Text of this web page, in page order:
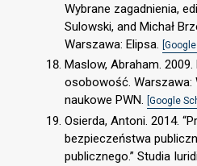
Wybrane zagadnienia,
Sulowski, and Michał
Warszawa: Elipsa.
Maslow, Abraham.
osobowość. Warszawa:
naukowe PWN. [Google
Osierda, Antoni. 2014.
bezpieczeństwa
publicznego.” Studia